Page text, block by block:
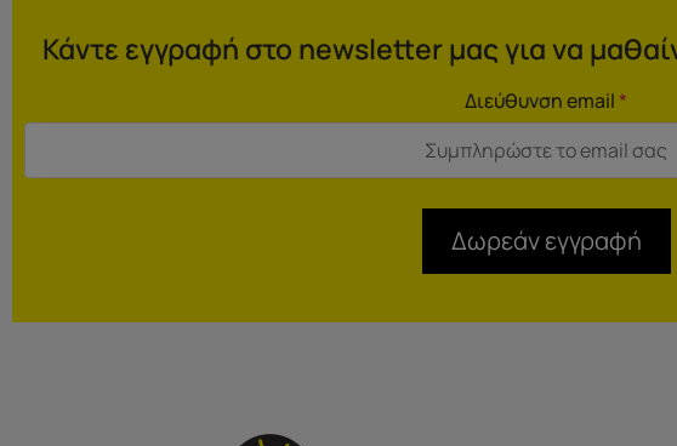
Κάντε εγγραφή στο newsletter μας για να
Διεύθυνση email*
Δωρεάν εγγραφή